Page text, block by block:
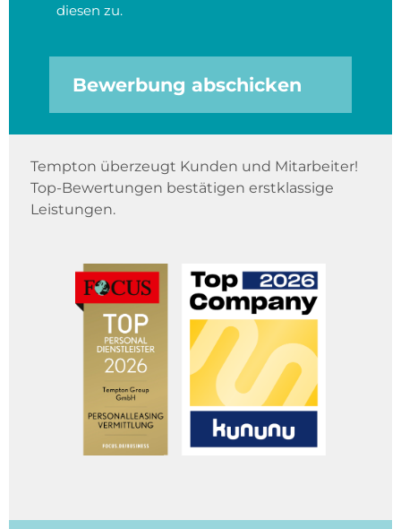
diesen zu.
Bewerbung abschicken
Tempton überzeugt Kunden und Mitarbeiter!
Top-Bewertungen bestätigen erstklassige
Leistungen.